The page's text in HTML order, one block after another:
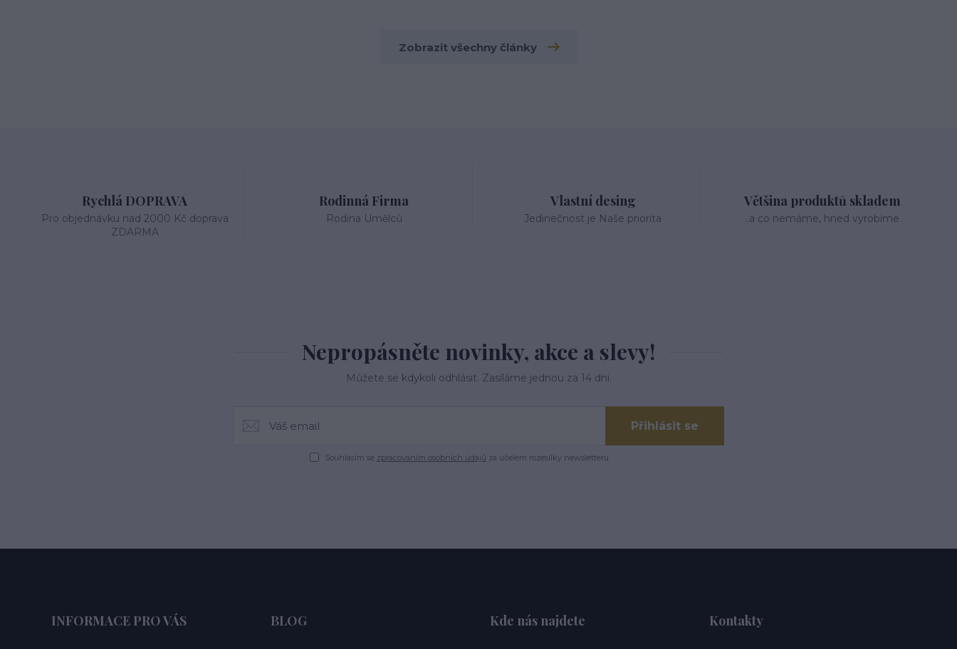
Zobrazit všechny články
Rychlá DOPRAVA
Pro objednávku nad 2000 Kč doprava
ZDARMA
Rodinná Firma
Rodina Umělců
Vlastní desing
Jedinečnost je Naše priorita
Většina produktů skladem
..a co nemáme, hned vyrobíme
Nepropásněte novinky, akce a slevy!
Můžete se kdykoli odhlásit. Zasíláme jednou za 14 dní.
Přihlásit se
Souhlasím se zpracováním osobních údajů za účelem rozesílky newsletteru.
INFORMACE PRO VÁS BLOG Kde nás najdete Kontakty